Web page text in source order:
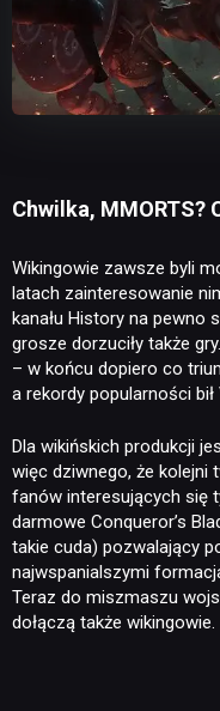
Chwilka, MMORTS?
Wikingowie zawsze byli
latach zainteresowanie
kanału History na pewno
grosze dorzuciły także
– w końcu dopiero co
a rekordy popularności bił
Dla wikińskich produkcji
więc dziwnego, że kolejni
fanów interesujących się
darmowe Conqueror’s
takie cuda) pozwalający
najwspanialszymi
Teraz do miszmaszu
dołączą także wikingowie.